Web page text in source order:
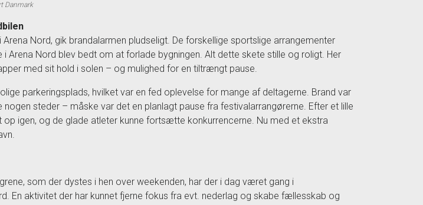
Danmark
Nord, gik brandalarmen pludseligt. De forskellige sportslige arrangementer
i Arena Nord blev bedt om at forlade bygningen. Alt dette skete stille og roligt. Her
med sit hold i solen – og mulighed for en tiltrængt pause.
parkeringsplads, hvilket var en fed oplevelse for mange af deltagerne. Brand var
nogen steder – måske var det en planlagt pause fra festivalarrangørerne. Efter et lille
op igen, og de glade atleter kunne fortsætte konkurrencerne. Nu med et ekstra
som der dystes i hen over weekenden, har der i dag været gang i
En aktivitet der har kunnet fjerne fokus fra evt. nederlag og skabe fællesskab og